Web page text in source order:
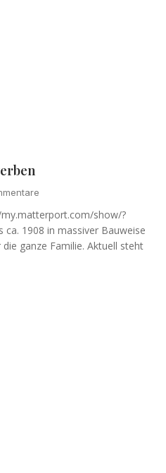
show/?
ca. 1908 in massiver Bauweise
ganze Familie. Aktuell steht